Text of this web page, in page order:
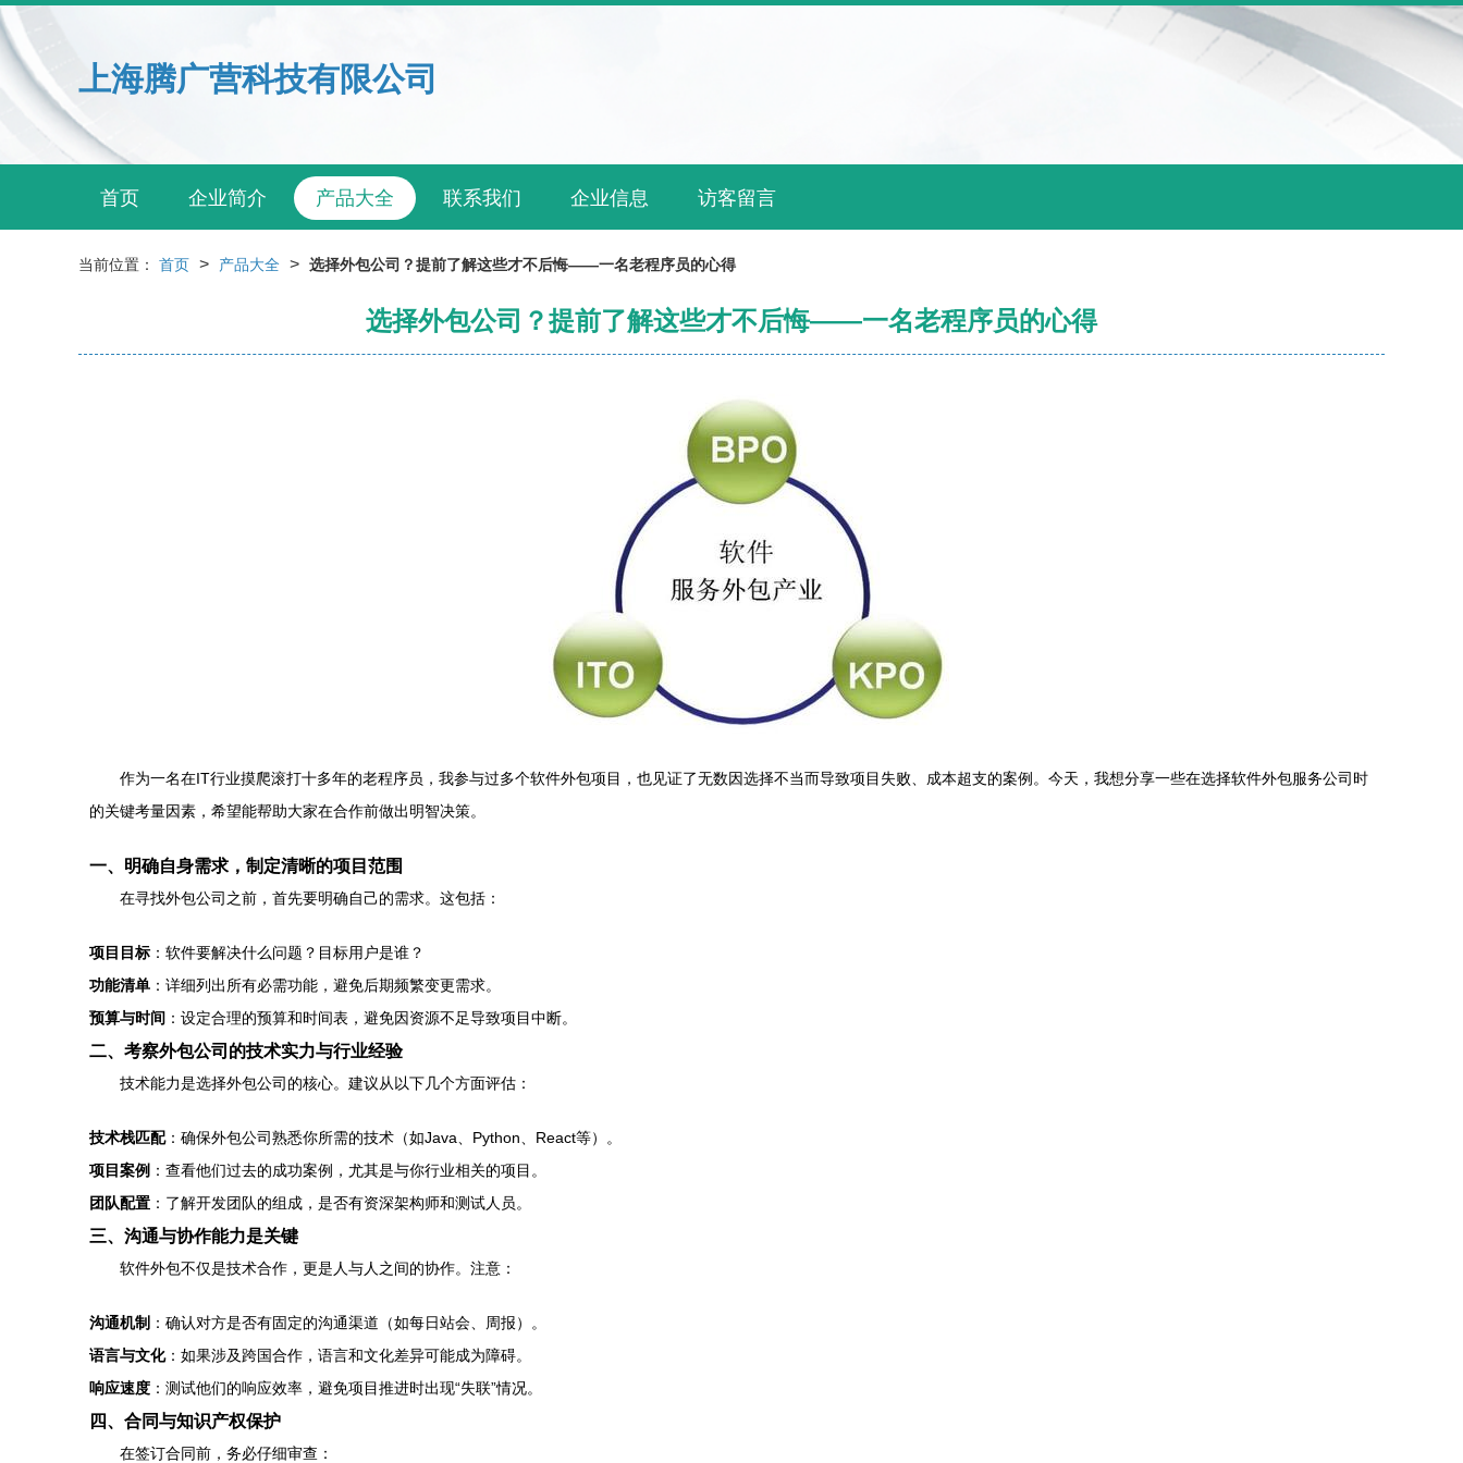
上海腾广营科技有限公司
首页 企业简介 产品大全 联系我们 企业信息 访客留言
当前位置： 首页 > 产品大全 > 选择外包公司？提前了解这些才不后悔——一名老程序员的心得
选择外包公司？提前了解这些才不后悔——一名老程序员的心得
作为一名在IT行业摸爬滚打十多年的老程序员，我参与过多个软件外包项目，也见证了无数因选择不当而导致项目失败、成本超支的案例。今天，我想分享一些在选择软件外包服务公司时
的关键考量因素，希望能帮助大家在合作前做出明智决策。
一、明确自身需求，制定清晰的项目范围
在寻找外包公司之前，首先要明确自己的需求。这包括：
项目目标 ：软件要解决什么问题？目标用户是谁？
功能清单 ：详细列出所有必需功能，避免后期频繁变更需求。
预算与时间 ：设定合理的预算和时间表，避免因资源不足导致项目中断。
二、考察外包公司的技术实力与行业经验
技术能力是选择外包公司的核心。建议从以下几个方面评估：
技术栈匹配：确保外包公司熟悉你所需的技术（如Java、Python、React等）。
项目案例 ：查看他们过去的成功案例，尤其是与你行业相关的项目。
团队配置 ：了解开发团队的组成，是否有资深架构师和测试人员。
三、沟通与协作能力是关键
软件外包不仅是技术合作，更是人与人之间的协作。注意：
沟通机制 ：确认对方是否有固定的沟通渠道（如每日站会、周报）。
语言与文化：如果涉及跨国合作，语言和文化差异可能成为障碍。
响应速度 ：测试他们的响应效率，避免项目推进时出现“失联”情况。
四、合同与知识产权保护
在签订合同前，务必仔细审查：